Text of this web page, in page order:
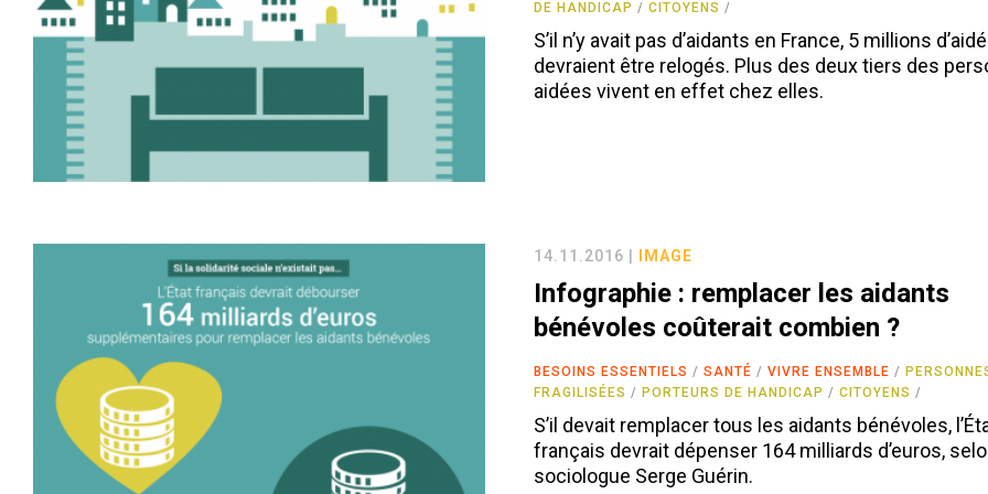
DE HANDICAP
CITOYENS
S’il n’y avait pas d’aidants en France, 5 millions
devraient être relogés. Plus des deux tiers des
aidées vivent en effet chez elles.
14.11.2016 | IMAGE
Infographie : remplacer les aidants
bénévoles coûterait combien ?
BESOINS ESSENTIELS SANTÉ VIVRE ENSEMBLE
FRAGILISÉES
PORTEURS DE HANDICAP CITOYENS
S’il devait remplacer tous les aidants bénévoles,
français devrait dépenser 164 milliards d’euros,
sociologue Serge Guérin.